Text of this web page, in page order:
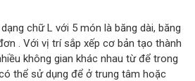
chữ L với 5 món là băng dài, băng
. Với vị trí sắp xếp cơ bản tạo thành
không gian khác nhau từ để trong
thể sử dụng để ở trung tâm hoặc